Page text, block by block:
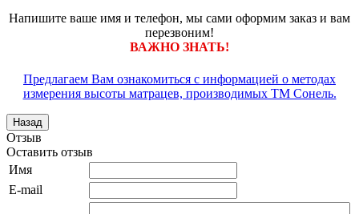
Напишите ваше имя и телефон, мы сами оформим заказ и вам
перезвоним!
ВАЖНО ЗНАТЬ!
Предлагаем Вам ознакомиться с информацией о методах
измерения высоты матрацев, производимых ТМ Сонель.
Отзыв
Оставить отзыв
Имя
E-mail